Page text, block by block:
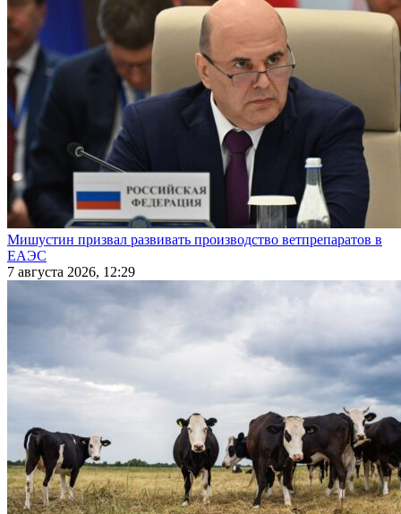
Мишустин призвал развивать производство ветпрепаратов в
ЕАЭС
7 августа 2026, 12:29